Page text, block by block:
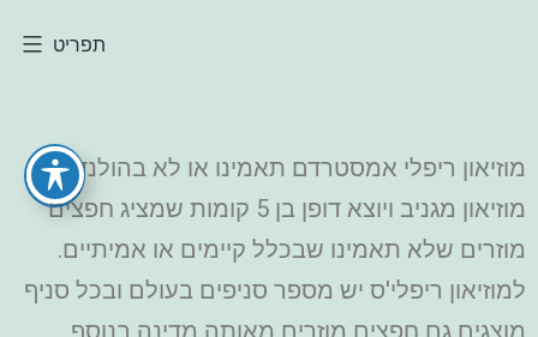
תפריט
מוזיאון ריפלי אמסטרדם תאמינו או לא בהולנד הוא
מוזיאון מגניב ויוצא דופן בן 5 קומות שמציג חפצים
מוזרים שלא תאמינו שבכלל קיימים או אמיתיים.
למוזיאון ריפלי'ס יש מספר סניפים בעולם ובכל סניף
מוצגים גם חפצים מוזרים מאותה מדינה בנוסף